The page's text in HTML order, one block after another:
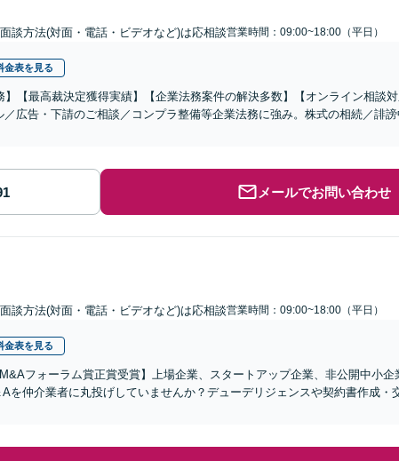
面談方法(対面・電話・ビデオなど)は応相談営業時間：09:00~18:00（平日）
金表を見る
】【最高裁決定獲得実績】【企業法務案件の解決多数】【オンライン相談
広告・下請のご相談／コンプラ整備等企業法務に強み。株式の相続／誹
メールでお問い合わせ
面談方法(対面・電話・ビデオなど)は応相談営業時間：09:00~18:00（平日）
金表を見る
フォーラム賞正賞受賞】上場企業、スタートアップ企業、非公開中小
を仲介業者に丸投げしていませんか？デューデリジェンスや契約書作成・